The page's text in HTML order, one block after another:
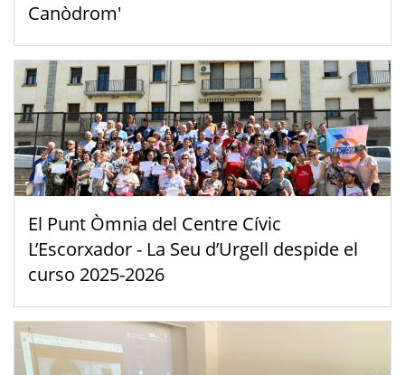
Canòdrom'
El Punt Òmnia del Centre Cívic
L’Escorxador - La Seu d’Urgell despide el
curso 2025-2026